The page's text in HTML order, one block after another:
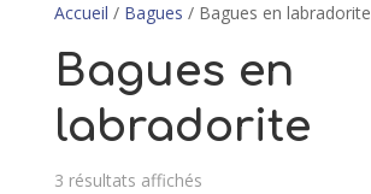
Accueil / Bagues / Bagues en labradorite
Bagues en
labradorite
3 résultats affichés